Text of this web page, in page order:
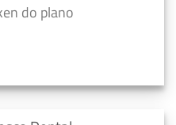
do plano